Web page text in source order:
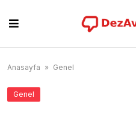
content
Anasayfa » Genel
Genel